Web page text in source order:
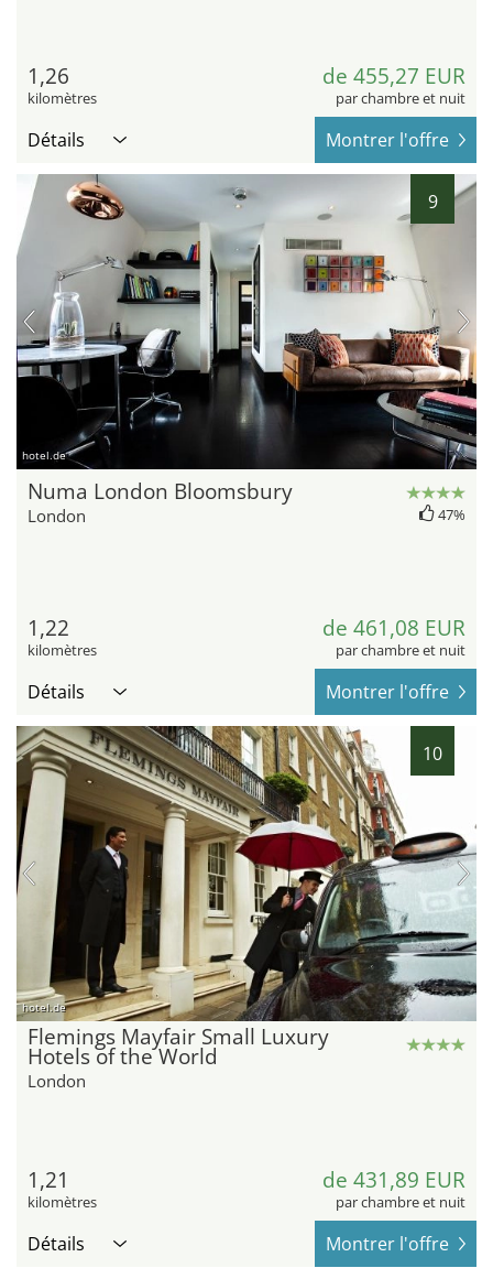
1,26
kilomètres
de 455,27 EUR
par chambre et nuit
Détails Montrer l'offre
9
hotel.de
Numa London Bloomsbury
London 47%
1,22
kilomètres
de 461,08 EUR
par chambre et nuit
Détails Montrer l'offre
10
hotel.de
Flemings Mayfair Small Luxury
Hotels of the World
London
1,21
kilomètres
de 431,89 EUR
par chambre et nuit
Détails Montrer l'offre